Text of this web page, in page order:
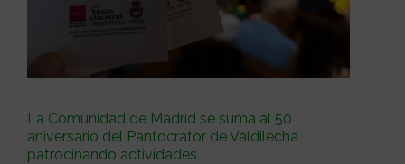
La Comunidad de Madrid se suma al 50
aniversario del Pantocrátor de Valdilecha
patrocinando actividades